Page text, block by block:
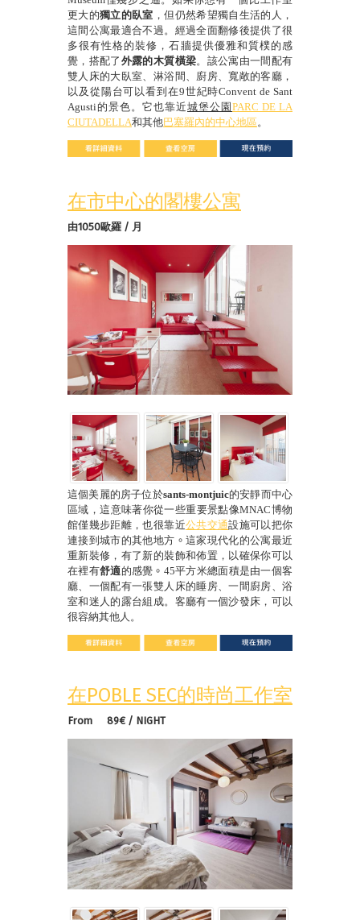
更大的獨立的臥室 ，但仍然希望獨自生活的人，
這間公寓最適合不過。經過全面翻修後提供了很
多很有性格的裝修，石牆提供優雅和質樸的感
覺，搭配了 外露的木質橫梁。該公寓由一間配有
雙人床的大臥室、淋浴間、廚房、寬敞的客廳，
以及從陽台可以看到在9世紀時Convent de Sant
Agusti的景色。它也靠近城堡公園 PARC DE LA
CIUTADELLA和其他巴塞羅內的中心地區。
在市中心的閣樓公寓
由1050歐羅 / 月
這個美麗的房子位於sants-montjuic的安靜而中心
區域，這意味著你從一些重要景點像MNAC博物
館僅幾步距離，也很靠近公共交通設施可以把你
連接到城市的其他地方 。 這家現代化的公寓最近
重新裝修，有了新的裝飾和佈置，以確保你可以
在裡有舒適的感覺 。 45平方米總面積是由一個客
廳、一個配有一張雙人床的睡房、一間廚房、浴
室和迷人的露台組成。客廳有一個沙發床，可以
很容納其他人。
在POBLE SEC的時尚工作室
From 89€ / NIGHT